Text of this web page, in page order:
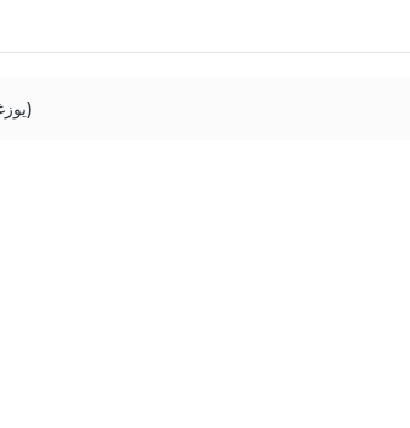
(يوزغات / ستريكايا)